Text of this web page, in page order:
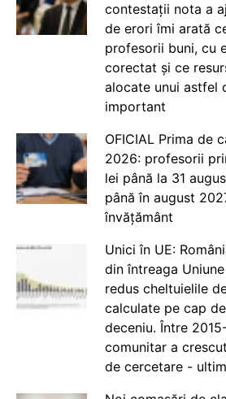
contestații nota a
de erori îmi arată
profesorii buni, cu
corectat și ce
alocate unui astfel
important
OFICIAL Prima de
2026: profesorii
lei până la 31
până în august
învățământ
Unici în UE:
din întreaga
redus cheltuielile
calculate pe cap
deceniu. Între
comunitar a
de cercetare -